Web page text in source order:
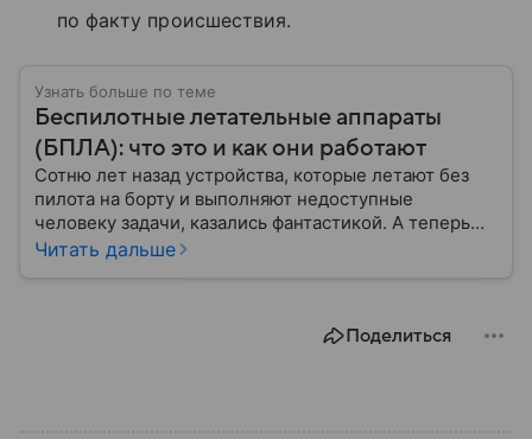
по факту происшествия.
Узнать больше по теме
Беспилотные летательные аппараты
(БПЛА): что это и как они работают
Сотню лет назад устройства, которые летают без
пилота на борту и выполняют недоступные
человеку задачи, казались фантастикой. А теперь
они стали реальностью: собрали главное о
Читать дальше
Поделиться